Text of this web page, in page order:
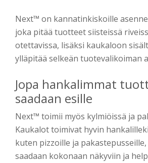
Next™ on kannatinkiskoille
joka pitää tuotteet siisteissä
otettavissa, lisäksi kaukaloon
ylläpitää selkeän tuotevalikoiman
Jopa hankalimmat
saadaan esille
Next™ toimii myös kylmiöissä ja
Kaukalot toimivat hyvin
kuten pizzoille ja
saadaan kokonaan näkyviin ja